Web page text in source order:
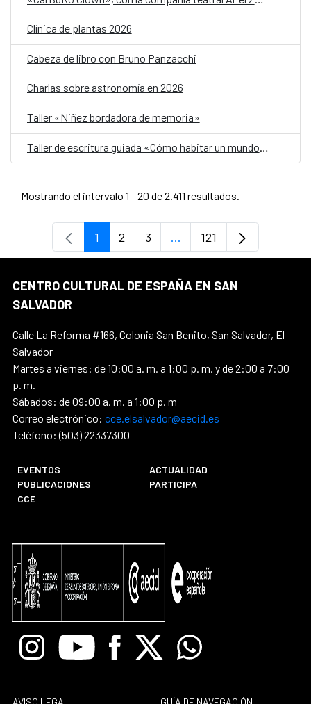
Clínica de plantas 2026
Cabeza de libro con Bruno Panzacchi
Charlas sobre astronomía en 2026
Taller «Niñez bordadora de memoria»
Mostrando el intervalo 1 - 20 de 2.411 resultados.
Página
1 Página
2 Página
3 ...Páginas intermedias Use
Página
121
CENTRO CULTURAL DE ESPAÑA EN SAN
SALVADOR
Calle La Reforma #166, Colonia San Benito, San Salvador, El
Salvador
Martes a viernes: de 10:00 a. m. a 1:00 p. m. y de 2:00 a 7:00
p. m.
Sábados: de 09:00 a. m. a 1:00 p. m
Correo electrónico: cce.elsalvador@aecid.es
Teléfono: (503) 22337300
EVENTOS
ACTUALIDAD
PUBLICACIONES
PARTICIPA
CCE
InstagramYoutube Facebook
X Whatsapp